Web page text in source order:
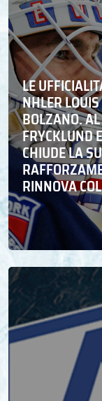
LE
NHLER
BOLZANO.
FRYCKLUND
CHIUDE LA
RINNOVA